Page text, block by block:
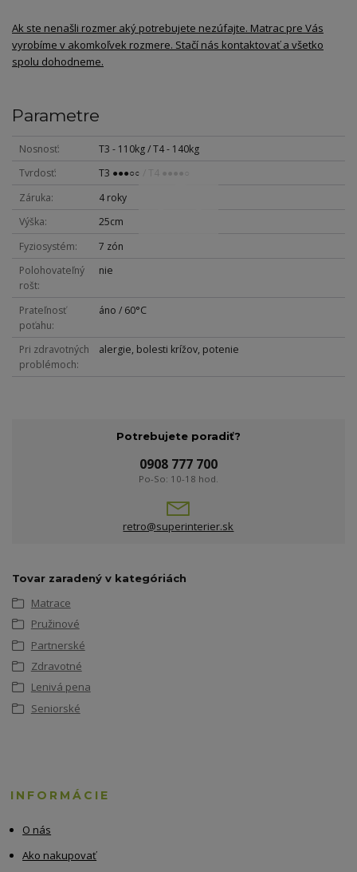
Ak ste nenašli rozmer aký potrebujete nezúfajte. Matrac pre Vás
vyrobíme v akomkoľvek rozmere. Stačí nás kontaktovať a všetko
spolu dohodneme.
Parametre
Nosnosť
T3 - 110kg / T4 - 140kg
Tvrdosť
T3 ●●●○○ / T4 ●●●●○
Záruka
4 roky
Výška
25cm
Fyziosystém
7 zón
Polohovateľný
rošt
nie
Prateľnosť
poťahu
áno / 60°C
Pri zdravotných
problémoch
alergie, bolesti krížov, potenie
Potrebujete poradiť?
0908 777 700
Po-So: 10-18 hod.
retro@superinterier.sk
Tovar zaradený v kategóriách
Matrace
Pružinové
Partnerské
Zdravotné
Lenivá pena
Seniorské
INFORMÁCIE
O nás
Ako nakupovať